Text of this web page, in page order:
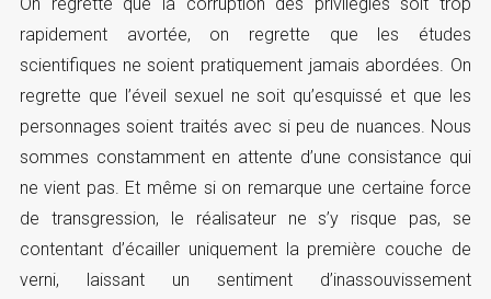
rapidement avortée, on regrette que les études
scientifiques ne soient pratiquement jamais abordées. On
regrette que l’éveil sexuel ne soit qu’esquissé et que les
personnages soient traités avec si peu de nuances. Nous
sommes constamment en attente d’une consistance qui
ne vient pas. Et même si on remarque une certaine force
de transgression, le réalisateur ne s’y risque pas, se
contentant d’écailler uniquement la première couche de
verni, laissant un sentiment d’inassouvissement